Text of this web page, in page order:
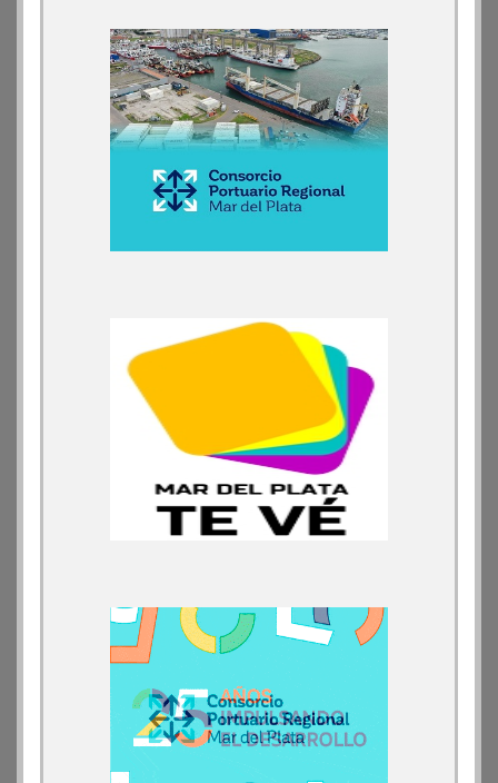
debería pedir una licencia o renunciar a su cargo.
ARBIA INFORMA:
ftp://ftp.lacorameco.com/22092016/